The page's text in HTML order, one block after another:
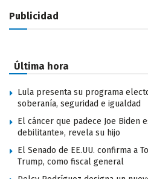
Publicidad
Última hora
Lula presenta su programa
soberanía, seguridad e igualdad
El cáncer que padece Joe Biden
debilitante», revela su hijo
El Senado de EE.UU. confirma a
Trump, como fiscal general